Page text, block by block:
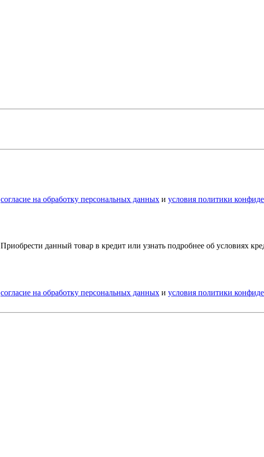
согласие на обработку персональных данных и условия политики
Приобрести данный товар в кредит или узнать подробнее об условиях
согласие на обработку персональных данных и условия политики